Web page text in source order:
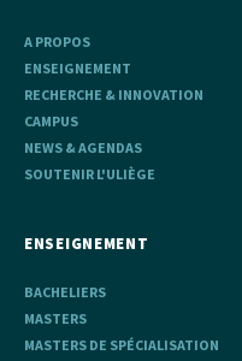
A PROPOS
ENSEIGNEMENT
RECHERCHE & INNOVATION
CAMPUS
NEWS & AGENDAS
SOUTENIR L'ULIÈGE
ENSEIGNEMENT
BACHELIERS
MASTERS
MASTERS DE SPÉCIALISATION